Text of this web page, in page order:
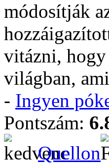
módosítják
vitázni,
világban,
- Ingyen
Pontszám:
Quellon